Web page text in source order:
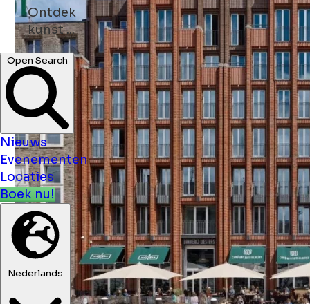
Ontdek
hotels ...
Open Search
Nieuws
Evenementen
Locaties
Boek nu!
Nederlands